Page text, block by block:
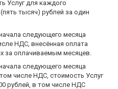
Услуг для каждого
тысяч) рублей за один
следующего месяца
НДС, внесённая оплата
за оплачиваемым месяцев.
следующего месяца
числе НДС, стоимость Услуг
рублей, в том числе НДС